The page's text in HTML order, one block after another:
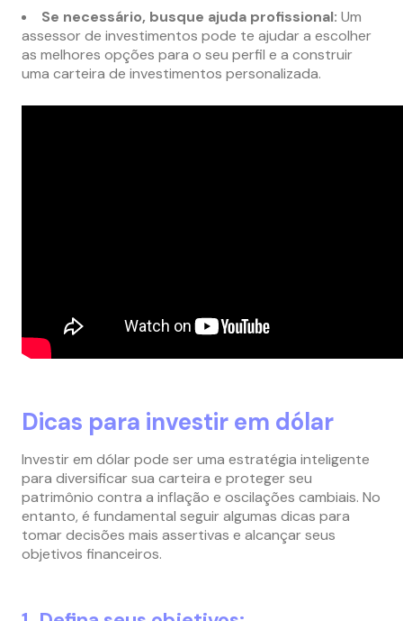
Se necessário, busque ajuda profissional: Um
assessor de investimentos pode te ajudar a escolher
as melhores opções para o seu perfil e a construir
uma carteira de investimentos personalizada.
Dicas para investir em dólar
Investir em dólar pode ser uma estratégia inteligente
para diversificar sua carteira e proteger seu
patrimônio contra a inflação e oscilações cambiais. No
entanto, é fundamental seguir algumas dicas para
tomar decisões mais assertivas e alcançar seus
objetivos financeiros.